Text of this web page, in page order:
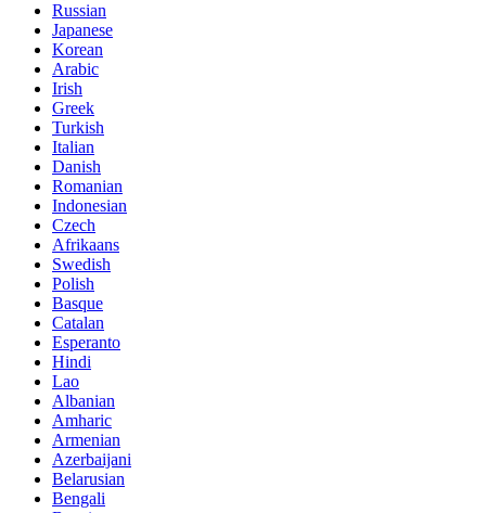
Russian
Japanese
Korean
Arabic
Irish
Greek
Turkish
Italian
Danish
Romanian
Indonesian
Czech
Afrikaans
Swedish
Polish
Basque
Catalan
Esperanto
Hindi
Lao
Albanian
Amharic
Armenian
Azerbaijani
Belarusian
Bengali